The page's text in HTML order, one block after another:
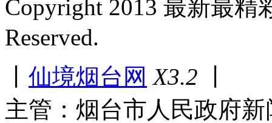
Copyright 2013 最新最
Reserved.
仙境烟台网 X3.2
主管：烟台市人民政府